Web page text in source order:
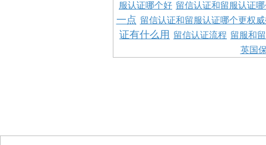
服认证哪个好 留信认证和留服认证
一点 留信认证和留服认证哪个更权
证有什么用 留信认证流程 留服和
英国